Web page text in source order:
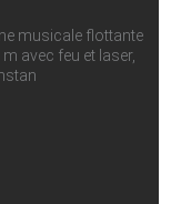
musicale flottante
m avec feu et laser,